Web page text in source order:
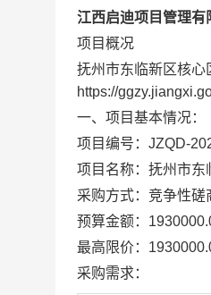
江西启迪项目管理有
项目概况
抚州市东临新区核心
https://
一、项目基本情况：
项目编号：JZQD-
项目名称：抚州市东
采购方式：竞争性磋
预算金额：
最高限价：
采购需求：